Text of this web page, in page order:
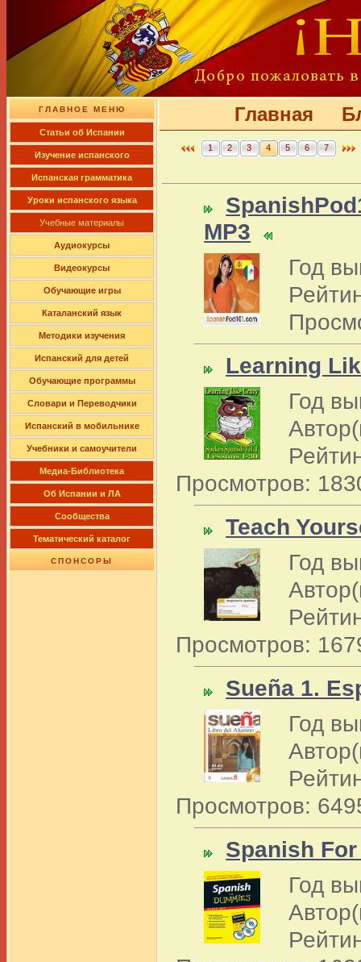
ГЛАВНОЕ МЕНЮ
Cтатьи об Испании
Изучение испанского
Испанская грамматика
Уроки испанского языка
Учебные материалы
Аудиокурсы
Видеокурсы
Обучающие игры
Каталанский язык
Методики изучения
Испанский для детей
Обучающие программы
Словари и Переводчики
Испанский в мобильнике
Учебники и самоучители
Медиа-Библиотека
Об Испании и ЛА
Сообщества
Тематический каталог
СПОНСОРЫ
Главная
1 2 3 4 5 6 7
MP3
Год
Learning
Год
Просмотров:
Teach
Год
Просмотров:
Sueña 1.
Год
Просмотров:
Spanish
Год